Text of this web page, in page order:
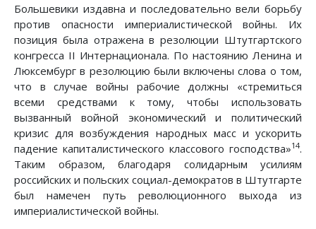
Большевики издавна и последовательно вели борьбу
против опасности империалистической войны. Их
позиция была отражена в резолюции Штутгартского
конгресса II Интернационала. По настоянию Ленина и
Люксембург в резолюцию были включены слова о том,
что в случае войны рабочие должны «стремиться
всеми средствами к тому, чтобы использовать
вызванный войной экономический и политический
кризис для возбуждения народных масс и ускорить
падение капиталистического классового господства»14.
Таким образом, благодаря солидарным усилиям
российских и польских социал-демократов в Штутгарте
был намечен путь революционного выхода из
империалистической войны.